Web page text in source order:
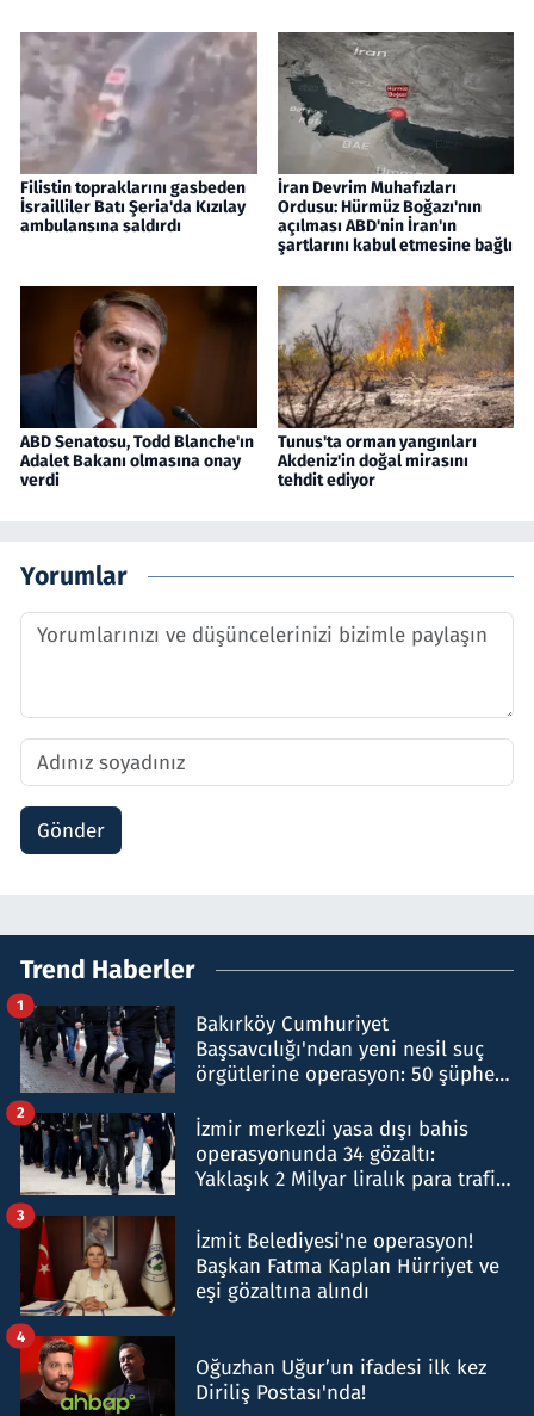
Filistin topraklarını gasbeden
İsrailliler Batı Şeria'da Kızılay
ambulansına saldırdı
İran Devrim Muhafızları
Ordusu: Hürmüz Boğazı'nın
açılması ABD'nin İran'ın
şartlarını kabul etmesine bağlı
ABD Senatosu, Todd Blanche'ın
Adalet Bakanı olmasına onay
verdi
Tunus'ta orman yangınları
Akdeniz'in doğal mirasını
tehdit ediyor
Yorumlar
Gönder
Trend Haberler
Bakırköy Cumhuriyet
Başsavcılığı'ndan yeni nesil suç
örgütlerine operasyon: 50 şüpheli
1
İzmir merkezli yasa dışı bahis
operasyonunda 34 gözaltı:
Yaklaşık 2 Milyar liralık para trafiği
2
İzmit Belediyesi'ne operasyon!
Başkan Fatma Kaplan Hürriyet ve
eşi gözaltına alındı
3
Oğuzhan Uğur’un ifadesi ilk kez
Diriliş Postası'nda!
4